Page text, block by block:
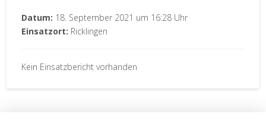
Datum: 18. September 2021 um 16:28 Uhr
Einsatzort: Ricklingen
Kein Einsatzbericht vorhanden